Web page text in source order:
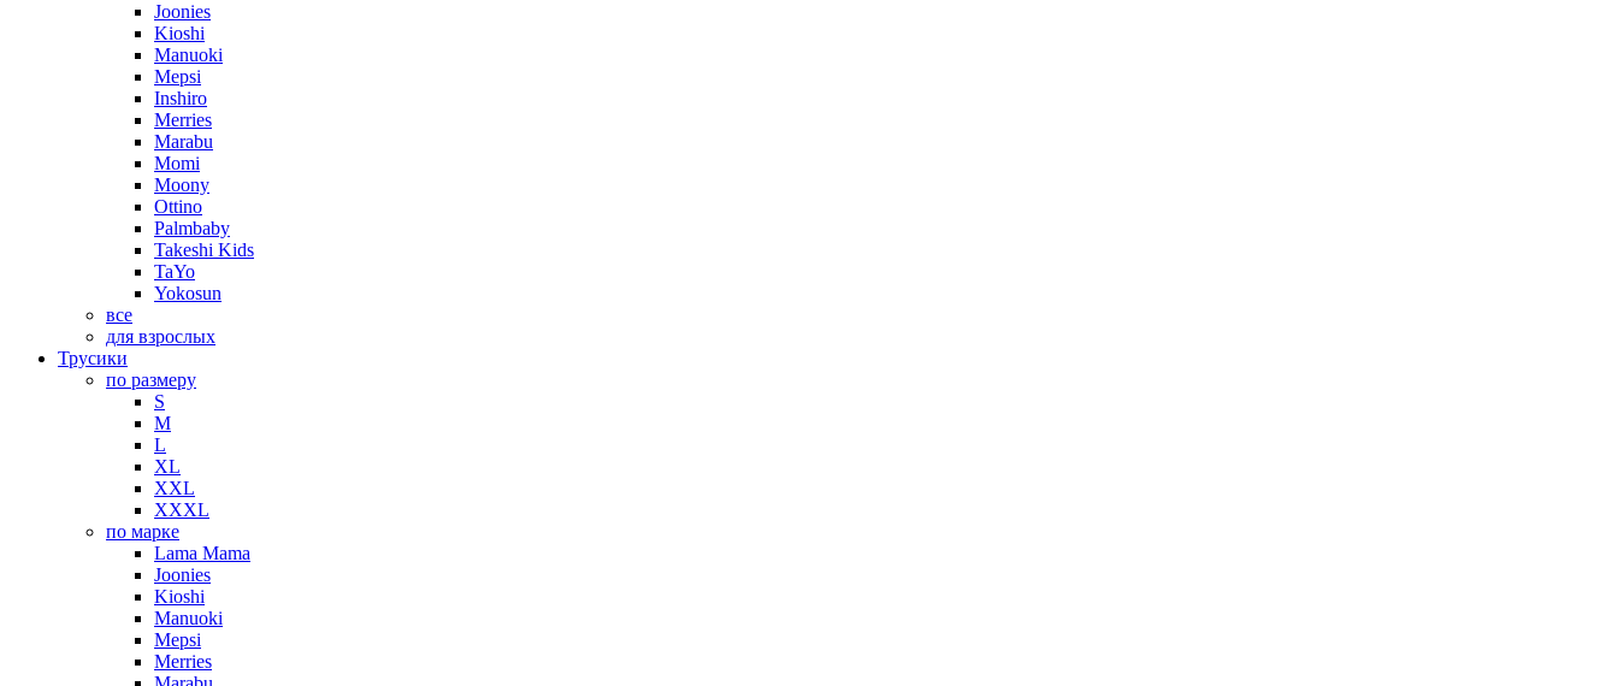
Joonies
Kioshi
Manuoki
Mepsi
Inshiro
Merries
Marabu
Momi
Moony
Ottino
Palmbaby
Takeshi Kids
TaYo
Yokosun
все
для взрослых
Трусики
по размеру
S
M
L
XL
XXL
XXXL
по марке
Lama Mama
Joonies
Kioshi
Manuoki
Mepsi
Merries